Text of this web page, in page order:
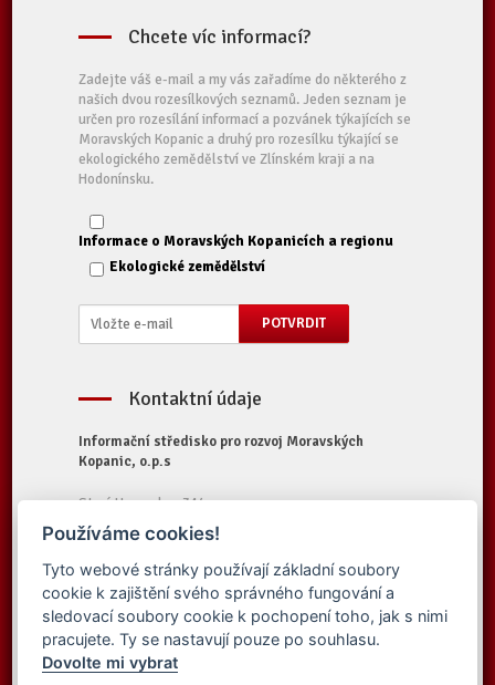
Chcete víc informací?
Zadejte váš e-mail a my vás zařadíme do některého z
našich dvou rozesílkových seznamů. Jeden seznam je
určen pro rozesílání informací a pozvánek týkajících se
Moravských Kopanic a druhý pro rozesílku týkající se
ekologického zemědělství ve Zlínském kraji a na
Hodonínsku.
Informace o Moravských Kopanicích a regionu
Ekologické zemědělství
Kontaktní údaje
Informační středisko pro rozvoj Moravských
Kopanic, o.p.s
Starý Hrozenkov 314
687 74 Starý Hrozenkov
Tel.:+420 572 696 323
E-mail:
iskopanice@iskopanice.cz
Web:https://www.iskopanice.cz
Používáme cookies!
Tyto webové stránky používají základní soubory
cookie k zajištění svého správného fungování a
sledovací soubory cookie k pochopení toho, jak s nimi
pracujete. Ty se nastavují pouze po souhlasu.
Dovolte mi vybrat